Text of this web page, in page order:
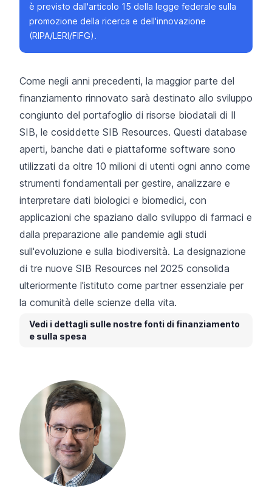
è previsto dall'articolo 15 della legge federale sulla
promozione della ricerca e dell'innovazione
(RIPA/LERI/FIFG).
Come negli anni precedenti, la maggior parte del
finanziamento rinnovato sarà destinato allo sviluppo
congiunto del portafoglio di risorse biodatali di Il
SIB, le cosiddette SIB Resources. Questi database
aperti, banche dati e piattaforme software sono
utilizzati da oltre 10 milioni di utenti ogni anno come
strumenti fondamentali per gestire, analizzare e
interpretare dati biologici e biomedici, con
applicazioni che spaziano dallo sviluppo di farmaci e
dalla preparazione alle pandemie agli studi
sull'evoluzione e sulla biodiversità. La designazione
di tre nuove SIB Resources nel 2025 consolida
ulteriormente l'istituto come partner essenziale per
la comunità delle scienze della vita.
Vedi i dettagli sulle nostre fonti di finanziamento
e sulla spesa